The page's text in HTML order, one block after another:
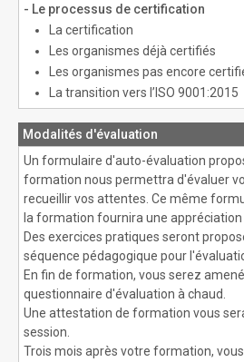
- Le processus de certification
La certification
Les organismes déjà certifiés
Les organismes pas encore
La transition vers l’ISO 9001:2015
Modalités d'évaluation
Un formulaire d'auto-évaluation
formation nous permettra d'évaluer
recueillir vos attentes. Ce même
la formation fournira une
Des exercices pratiques seront
séquence pédagogique pour
En fin de formation, vous serez
questionnaire d'évaluation à chaud.
Une attestation de formation vous
session.
Trois mois après votre formation,